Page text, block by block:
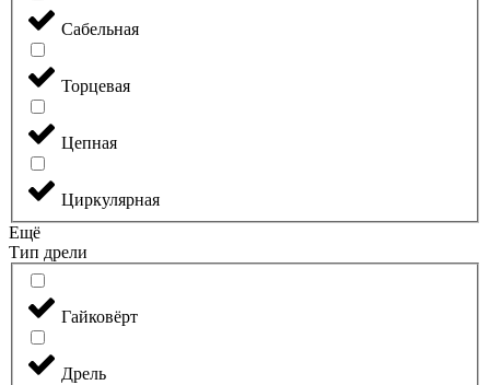
Сабельная
Торцевая
Цепная
Циркулярная
Ещё
Тип дрели
Гайковёрт
Дрель